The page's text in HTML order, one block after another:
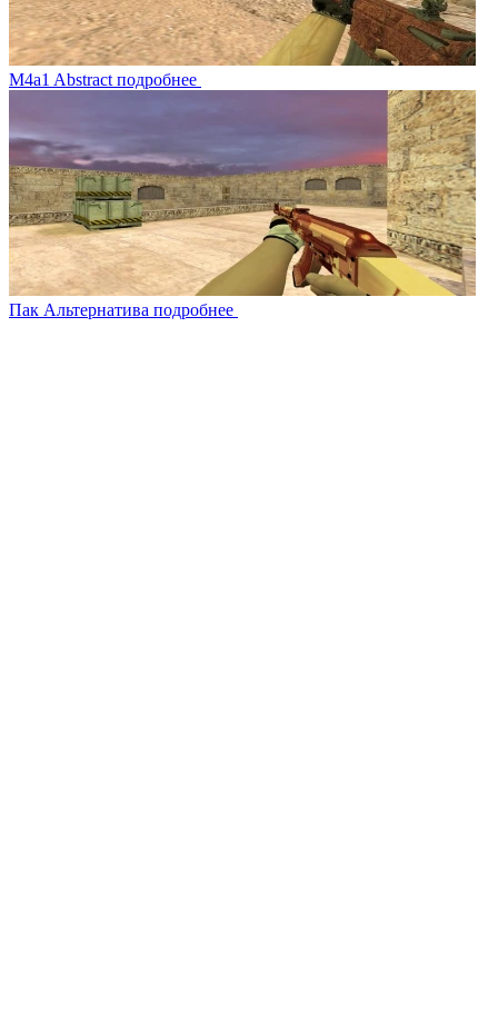
M4a1 Abstract подробнее
Пак Альтернатива подробнее